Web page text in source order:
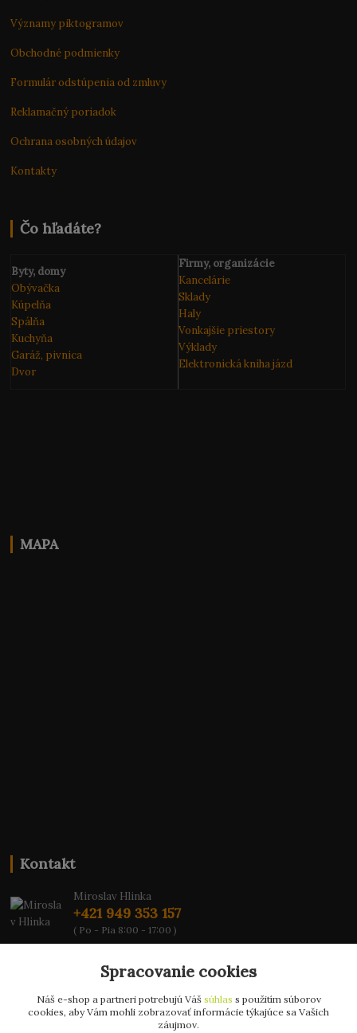
Významy piktogramov
Obchodné podmienky
Formulár odstúpenia od zmluvy
Reklamačný poriadok
Ochrana osobných údajov
Kontakty
Čo hľadáte?
Byty, domy
Obývačka
Kúpelňa
Spálňa
Kuchyňa
Garáž, pivnica
Dvor
Firmy, organizácie
Kancelárie
Sklady
Haly
Vonkajšie priestory
Výklady
Elektronická knihajázd
MAPA
Kontakt
Miroslav Hlinka
+421 949 353 157
( Po - Pia 8:00 - 17:00 )
Spracovanie cookies
Náš e-shop a partneri potrebujú Váš súhlas s použitím súborov
cookies, aby Vám mohli zobrazovať informácie týkajúce sa Vašich
záujmov.